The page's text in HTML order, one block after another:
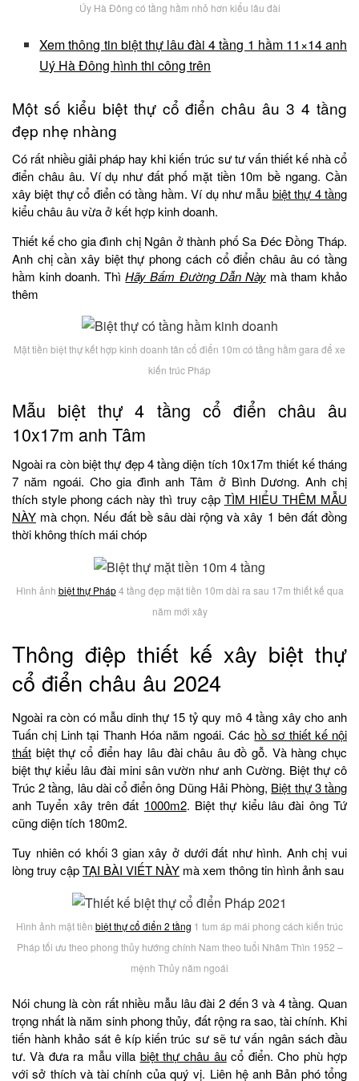
Úy Hà Đông có tầng hầm nhỏ hơn kiểu lâu đài
Xem thông tin biệt thự lâu đài 4 tầng 1 hầm 11×14 anh
Uý Hà Đông hình thi công trên
Một số kiểu biệt thự cổ điển châu âu 3 4 tầng
đẹp nhẹ nhàng
Có rất nhiều giải pháp hay khi kiến trúc sư tư vấn thiết kế nhà cổ
điển châu âu. Ví dụ như đất phố mặt tiền 10m bề ngang. Cần
xây biệt thự cổ điển có tầng hầm. Ví dụ như mẫu biệt thự 4 tầng
kiểu châu âu vừa ở kết hợp kinh doanh.
Thiết kế cho gia đình chị Ngân ở thành phố Sa Đéc Đồng Tháp.
Anh chị cần xây biệt thự phong cách cổ điển châu âu có tầng
hầm kinh doanh. ThìHãy Bấm Đường Dẫn Nàymà tham khảo
thêm
Mặt tiền biệt thự kết hợp kinh doanh tân cổ điển 10m có tầng hầm gara để xe
kiến trúc Pháp
Mẫu biệt thự 4 tầng cổ điển châu âu
10x17m anh Tâm
Ngoài ra còn biệt thự đẹp 4 tầng diện tích 10x17m thiết kế tháng
7 năm ngoái. Cho gia đình anh Tâm ở Bình Dương. Anh chị
thích style phong cách này thì truy cập TÌM HIỂU THÊM MẪU
NÀY mà chọn. Nếu đất bề sâu dài rộng và xây 1 bên đất đồng
thời không thích mái chóp
Hình ảnh biệt thự Pháp4 tầng đẹp mặt tiền 10m dài ra sau 17m thiết kế qua
năm mới xây
Thông điệp thiết kế xây biệt thự
cổ điển châu âu 2024
Ngoài ra còn có mẫu dinh thự 15 tỷ quy mô 4 tầng xây cho anh
Tuấn chị Linh tại Thanh Hóa năm ngoái. Các hồ sơ thiết kế nội
thất biệt thự cổ điển hay lâu đài châu âu đồ gỗ. Và hàng chục
biệt thự kiểu lâu đài mini sân vườn như anh Cường. Biệt thự cô
Trúc 2 tầng, lâu dài cổ điển ông Dũng Hải Phòng, Biệt thự 3 tầng
anh Tuyển xây trên đất 1000m2. Biệt thự kiểu lâu đài ông Tứ
cũng diện tích 180m2.
Tuy nhiên có khối 3 gian xây ở dưới đất như hình. Anh chị vui
lòng truy cậpTẠI BÀI VIẾT NÀY mà xem thông tin hình ảnh sau
Hình ảnh mặt tiền biệt thự cổ điển 2 tầng 1 tum áp mái phong cách kiến trúc
Pháp tối ưu theo phong thủy hướng chính Nam theo tuổi Nhâm Thìn 1952 –
mệnh Thủy năm ngoái
Nói chung là còn rất nhiều mẫu lâu đài 2 đến 3 và 4 tầng. Quan
trọng nhất là năm sinh phong thủy, đất rộng ra sao, tài chính. Khi
tiến hành khảo sát ê kíp kiến trúc sư sẽ tư vấn ngân sách đầu
tư. Và đưa ra mẫu villa biệt thự châu âucổ điển. Cho phù hợp
với sở thích và tài chính của quý vị. Liên hệ anh Bản phó tổng